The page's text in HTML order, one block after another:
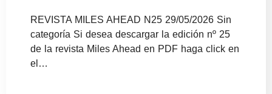
REVISTA MILES AHEAD N25 29/05/2026 Sin
categoría Si desea descargar la edición nº 25
de la revista Miles Ahead en PDF haga click en
el…